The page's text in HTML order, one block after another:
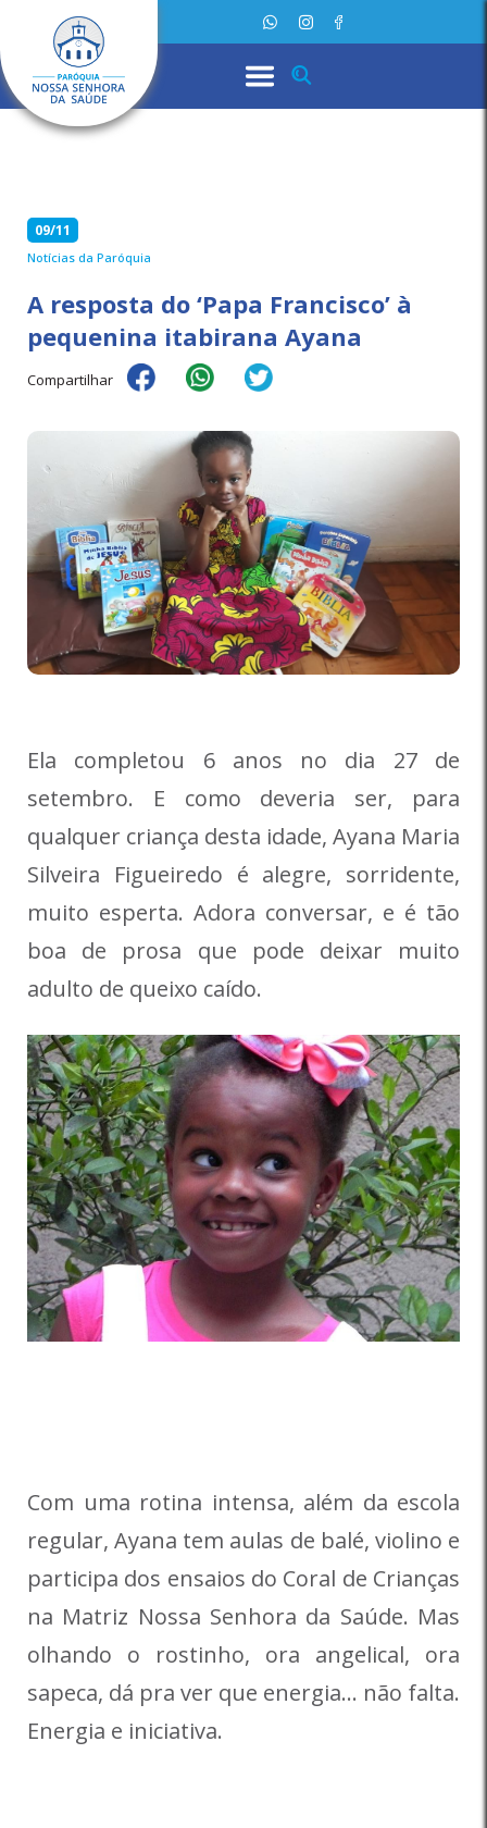
09/11
Notícias da Paróquia
A resposta do ‘Papa Francisco’ à
pequenina itabirana Ayana
Compartilhar
Ela completou 6 anos no dia 27 de
setembro. E como deveria ser, para
qualquer criança desta idade, Ayana Maria
Silveira Figueiredo é alegre, sorridente,
muito esperta. Adora conversar, e é tão
boa de prosa que pode deixar muito
adulto de queixo caído.
Com uma rotina intensa, além da escola
regular, Ayana tem aulas de balé, violino e
participa dos ensaios do Coral de Crianças
na Matriz Nossa Senhora da Saúde. Mas
olhando o rostinho, ora angelical, ora
sapeca, dá pra ver que energia… não falta.
Energia e iniciativa.